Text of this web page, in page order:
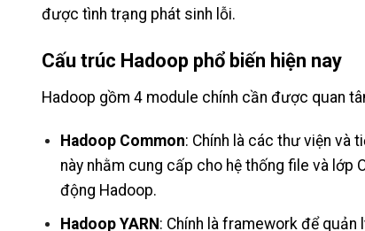
được tình trạng phát sinh lỗi.
Cấu trúc Hadoop phổ biến hiện nay
Hadoop gồm 4 module chính cần được quan
Hadoop Common: Chính là các thư viện và
này nhằm cung cấp cho hệ thống file và lớp
động Hadoop.
Hadoop YARN: Chính là framework để